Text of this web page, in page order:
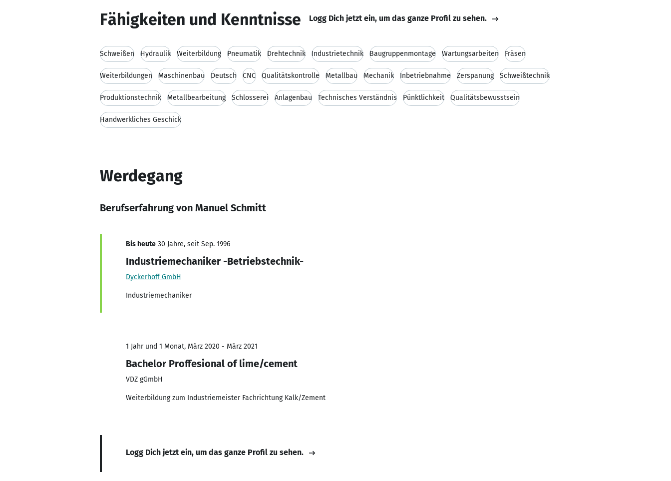
Fähigkeiten und Kenntnisse Logg Dich jetzt ein, um das ganze Profil zu sehen.
Schweißen Hydraulik Weiterbildung Pneumatik Drehtechnik Industrietechnik Baugruppenmontage Wartungsarbeiten Fräsen
Weiterbildungen Maschinenbau Deutsch CNC Qualitätskontrolle Metallbau Mechanik Inbetriebnahme Zerspanung Schweißtechnik
Produktionstechnik Metallbearbeitung Schlosserei Anlagenbau Technisches Verständnis Pünktlichkeit Qualitätsbewusstsein
Handwerkliches Geschick
Werdegang
Berufserfahrung von Manuel Schmitt
Bis heute 30 Jahre, seit Sep. 1996
Industriemechaniker -Betriebstechnik-
Dyckerhoff GmbH
Industriemechaniker
1 Jahr und 1 Monat, März 2020 - März 2021
Bachelor Proffesional of lime/cement
VDZ gGmbH
Weiterbildung zum Industriemeister Fachrichtung Kalk/Zement
Logg Dich jetzt ein, um das ganze Profil zu sehen.